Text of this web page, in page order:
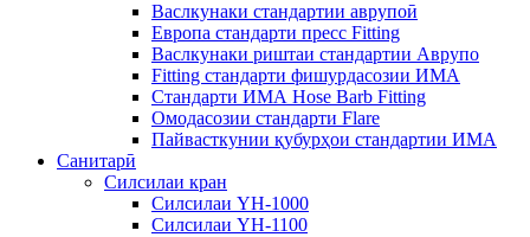
Васлкунаки стандартии аврупоӣ
Европа стандарти пресс Fitting
Васлкунаки риштаи стандартии Аврупо
Fitting стандарти фишурдасозии ИМА
Стандарти ИМА Hose Barb Fitting
Омодасозии стандарти Flare
Пайвасткунии қубурҳои стандартии ИМА
Санитарӣ
Силсилаи кран
Силсилаи YH-1000
Силсилаи YH-1100